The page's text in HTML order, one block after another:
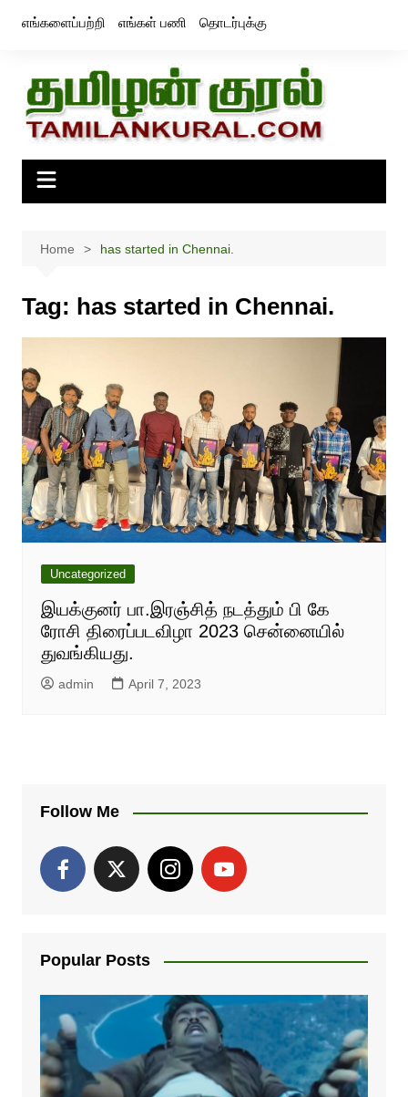
எங்களைப்பற்றி எங்கள் பணி தொடர்புக்கு
Home has started in Chennai.
Tag: has started in Chennai.
Uncategorized
இயக்குனர் பா.இரஞ்சித் நடத்தும் பி கே
ரோசி திரைப்படவிழா 2023 சென்னையில்
துவங்கியது.
admin April 7, 2023
Follow Me
Popular Posts